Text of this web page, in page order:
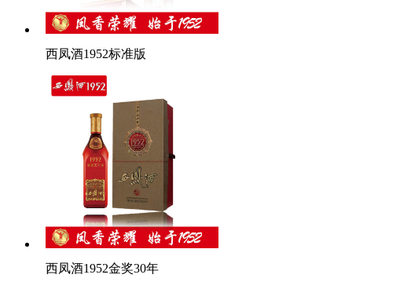
西凤酒1952标准版
西凤酒1952金奖30年